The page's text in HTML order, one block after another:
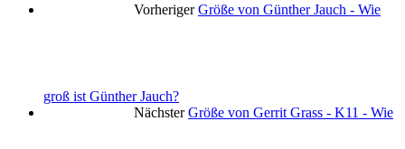
Vorheriger Größe von Günther Jauch - Wie
groß ist Günther Jauch?
Nächster Größe von Gerrit Grass - K11 - Wie